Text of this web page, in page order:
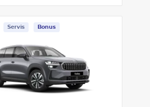
Servis Bonus